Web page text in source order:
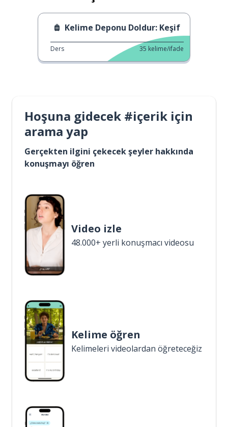
Kelime Deponu Doldur: Keşif
Ders 35 kelime/ifade
Hoşuna gidecek #içerik için
arama yap
Gerçekten ilgini çekecek şeyler hakkında
konuşmayı öğren
Video izle
48.000+ yerli konuşmacı videosu
Kelime öğren
Kelimeleri videolardan öğreteceğiz